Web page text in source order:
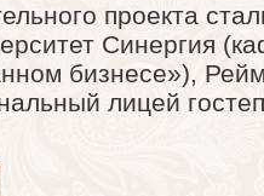
проекта
Синергия
бизнесе»),
лицей